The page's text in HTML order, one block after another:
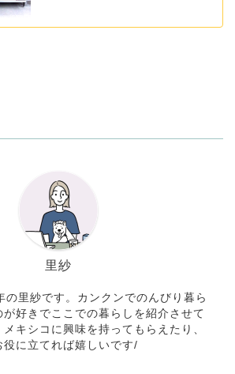
里紗
の里紗です。カンクンでのんびり暮ら
が好きでここでの暮らしを紹介させて
キシコに興味を持ってもらえたり、
役に立てれば嬉しいです/